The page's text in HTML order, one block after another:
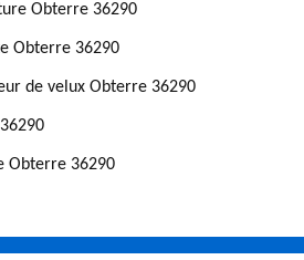
Obterre 36290
Obterre 36290
de velux Obterre 36290
Obterre 36290